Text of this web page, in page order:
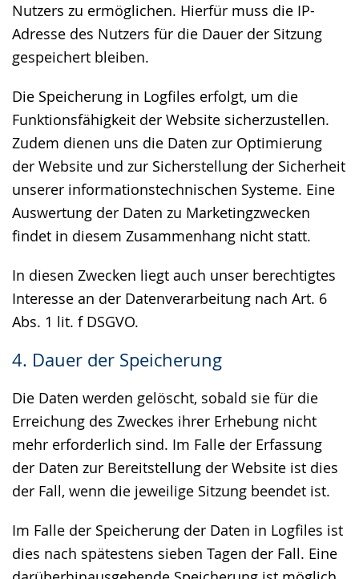
Nutzers zu ermöglichen. Hierfür muss die IP-
Adresse des Nutzers für die Dauer der Sitzung
gespeichert bleiben.
Die Speicherung in Logfiles erfolgt, um die
Funktionsfähigkeit der Website sicherzustellen.
Zudem dienen uns die Daten zur Optimierung
der Website und zur Sicherstellung der Sicherheit
unserer informationstechnischen Systeme. Eine
Auswertung der Daten zu Marketingzwecken
findet in diesem Zusammenhang nicht statt.
In diesen Zwecken liegt auch unser berechtigtes
Interesse an der Datenverarbeitung nach Art. 6
Abs. 1 lit. f DSGVO.
4. Dauer der Speicherung
Die Daten werden gelöscht, sobald sie für die
Erreichung des Zweckes ihrer Erhebung nicht
mehr erforderlich sind. Im Falle der Erfassung
der Daten zur Bereitstellung der Website ist dies
der Fall, wenn die jeweilige Sitzung beendet ist.
Im Falle der Speicherung der Daten in Logfiles ist
dies nach spätestens sieben Tagen der Fall. Eine